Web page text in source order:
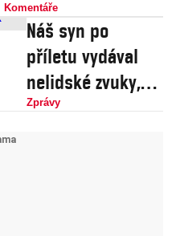
doporučení
praktika?
Komentáře
Náš syn po
příletu vydával
nelidské zvuky,
tvrdí rodiče
Zprávy